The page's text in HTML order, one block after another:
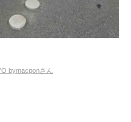
bymacponさん